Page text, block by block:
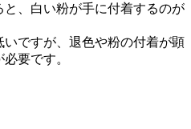
、白い粉が手に付着するのが
ですが、退色や粉の付着が顕
要です。